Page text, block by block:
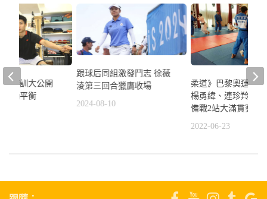
跟球后同組激發鬥志 徐薇
淩第三回合獵鷹收場
2024-08-10
柔道》巴黎奧運積
楊勇緯、連珍羚及
備戰2站大滿貫賽事
2022-06-23
成特訓大公開
」助平衡